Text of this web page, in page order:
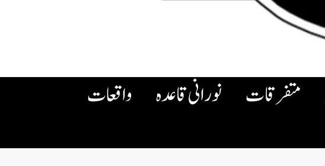
متفرقات نورانی قاعدہ واقعات